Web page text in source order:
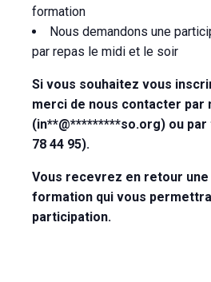
formation
Nous demandons une
par repas le midi et le soir
Si vous souhaitez vous
merci de nous contacter par
(in**@*********so.org) ou par
78 44 95).
Vous recevrez en retour
formation qui vous
participation.